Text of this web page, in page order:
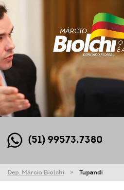
(51) 99573.7380
Dep. Márcio Biolchi Tupandi